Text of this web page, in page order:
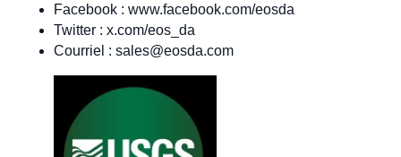
Facebook : www.facebook.com/eosda
Twitter : x.com/eos_da
Courriel : sales@eosda.com